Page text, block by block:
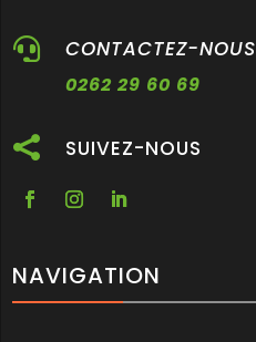
 CONTACTEZ-NOUS
0262 29 60 69
 SUIVEZ-NOUS
NAVIGATION